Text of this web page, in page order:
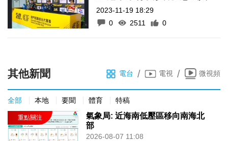
2023-11-19 18:29
0
2511 0
其他新聞 電台 / 電視 / 微視頻
全部 本地 要聞 體育 特稿
氣象局: 近海南低壓區移向南海北
部
2026-08-07 11:08